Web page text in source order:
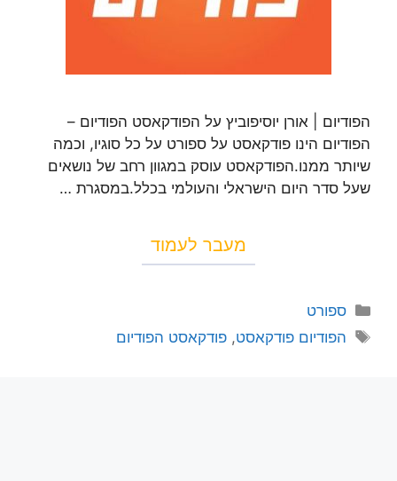
הפודיום | אורן יוסיפוביץ על הפודקאסט הפודיום –
הפודיום הינו פודקאסט על ספורט על כל סוגיו, וכמה
שיותר ממנו.הפודקאסט עוסק במגוון רחב של נושאים
שעל סדר היום הישראלי והעולמי בכלל.במסגרת …
מעבר לעמוד
ספורט
הפודיום פודקאסט,פודקאסט הפודיום